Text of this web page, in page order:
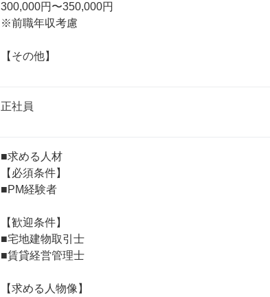
300,000円〜350,000円
※前職年収考慮
【その他】
正社員
■求める人材
【必須条件】
■PM経験者
【歓迎条件】
■宅地建物取引士
■賃貸経営管理士
【求める人物像】